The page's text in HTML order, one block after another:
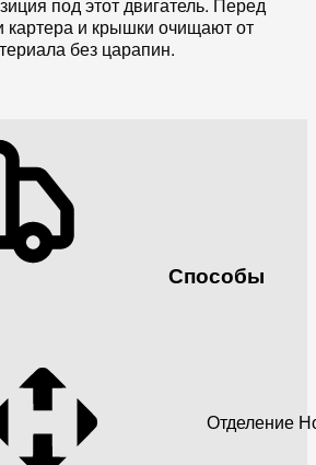
под этот двигатель. Перед
картера и крышки очищают от
без царапин.
Способы
Отделение